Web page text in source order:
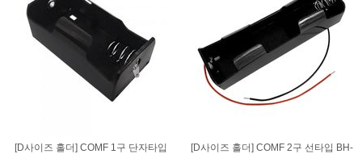
[D사이즈 홀더] COMF 1구 단자타입
[D사이즈 홀더] COMF 2구 선타입 BH-